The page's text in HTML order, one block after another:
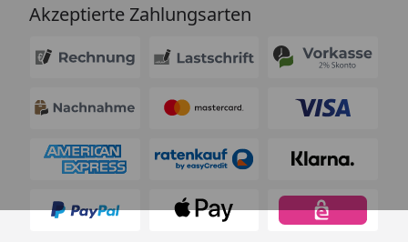
Akzeptierte Zahlungsarten